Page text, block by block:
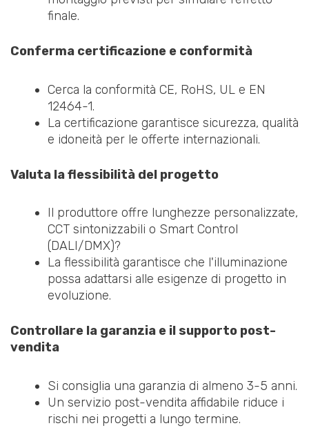
finale.
Conferma certificazione e conformità
Cerca la conformità CE, RoHS, UL e EN
12464-1.
La certificazione garantisce sicurezza, qualità
e idoneità per le offerte internazionali.
Valuta la flessibilità del progetto
Il produttore offre lunghezze personalizzate,
CCT sintonizzabili o Smart Control
(DALI/DMX)?
La flessibilità garantisce che l'illuminazione
possa adattarsi alle esigenze di progetto in
evoluzione.
Controllare la garanzia e il supporto post-
vendita
Si consiglia una garanzia di almeno 3-5 anni.
Un servizio post-vendita affidabile riduce i
rischi nei progetti a lungo termine.